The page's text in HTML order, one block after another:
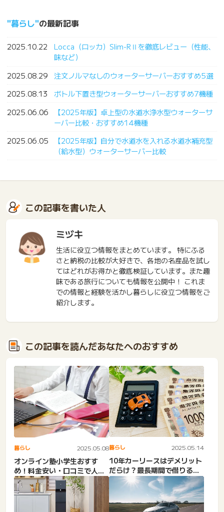
暮らし の最新記事
2025.10.22
Locca（ロッカ）Slim-RⅡを徹底レビュー（性能、
味など）
2025.08.29
注文ノルマなしのウォーターサーバーおすすめ5選
2025.08.13
ボトル下置き型ウォーターサーバーおすすめ7機種
2025.06.06
【2025年版】卓上型の水道水浄水型ウォーターサ
ーバー比較・おすすめ14機種
2025.06.05
【2025年版】自分で水道水を入れる水道水補充型
（給水型）ウォーターサーバー比較
この記事を書いた人
ミヅキ
生活に役立つ情報をまとめています。 特にふる
さと納税の比較が大好きで、各地の名産品を試し
てはどれがお得かと徹底検証しています。また趣
味である旅行についても情報を公開中！ これま
での情報と経験を活かし暮らしに役立つ情報をご
紹介します。
この記事を読んだあなたへのおすすめ
暮らし 2025.05.08
オンライン塾小学生おすす
め！料金安い・口コミで人
気・デメリット。個別指導・
ブロ...
暮らし 2025.05.14
10年カーリースはデメリット
だらけ？最長期間で借りる料
率の目安と1年リースとの...